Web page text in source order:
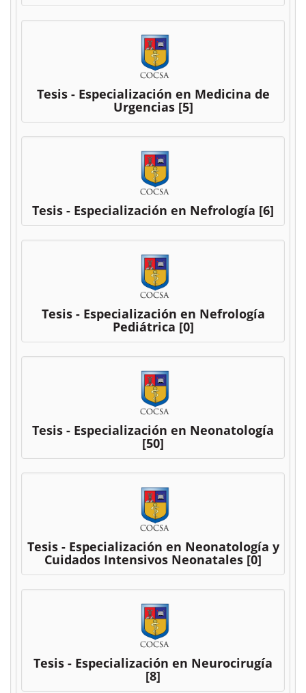
Tesis - Especialización en Medicina de
Urgencias[5]
Tesis - Especialización en Nefrología [6]
Tesis - Especialización en Nefrología
Pediátrica [0]
Tesis - Especialización en Neonatología
[50]
Tesis - Especialización en Neonatología y
Cuidados Intensivos Neonatales [0]
Tesis - Especialización en Neurocirugía
[8]